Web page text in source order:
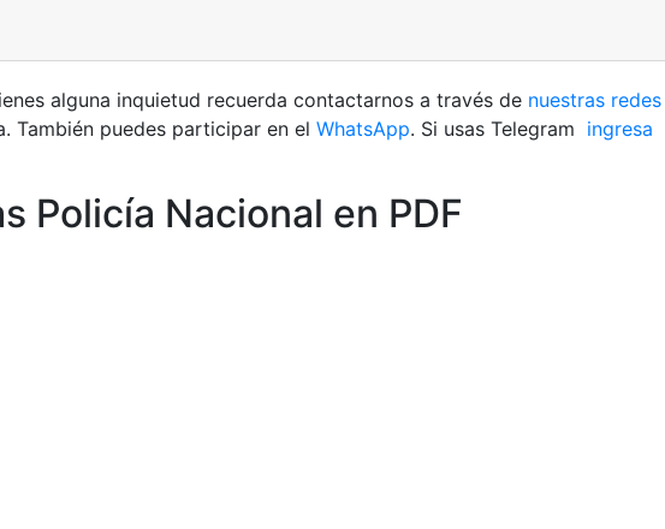
alguna inquietud recuerda contactarnos a través de nuestras redes
También puedes participar en el WhatsApp. Si usas Telegram ingresa
Policía Nacional en PDF